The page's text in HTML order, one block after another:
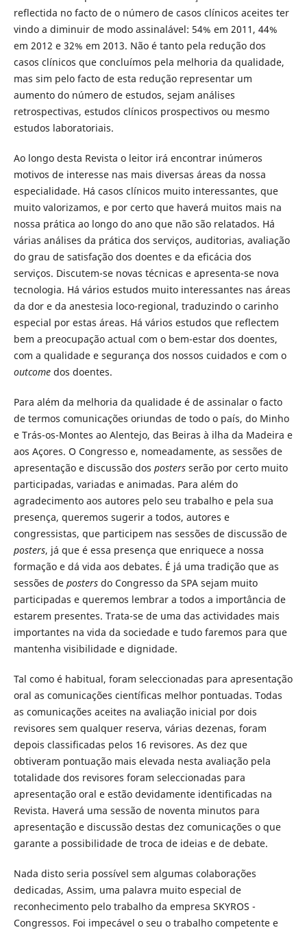
reflectida no facto de o número de casos clínicos aceites ter
vindo a diminuir de modo assinalável: 54% em 2011, 44%
em 2012 e 32% em 2013. Não é tanto pela redução dos
casos clínicos que concluímos pela melhoria da qualidade,
mas sim pelo facto de esta redução representar um
aumento do número de estudos, sejam análises
retrospectivas, estudos clínicos prospectivos ou mesmo
estudos laboratoriais.
Ao longo desta Revista o leitor irá encontrar inúmeros
motivos de interesse nas mais diversas áreas da nossa
especialidade. Há casos clínicos muito interessantes, que
muito valorizamos, e por certo que haverá muitos mais na
nossa prática ao longo do ano que não são relatados. Há
várias análises da prática dos serviços, auditorias, avaliação
do grau de satisfação dos doentes e da eficácia dos
serviços. Discutem-se novas técnicas e apresenta-se nova
tecnologia. Há vários estudos muito interessantes nas áreas
da dor e da anestesia loco-regional, traduzindo o carinho
especial por estas áreas. Há vários estudos que reflectem
bem a preocupação actual com o bem-estar dos doentes,
com a qualidade e segurança dos nossos cuidados e com o
outcomedos doentes.
Para além da melhoria da qualidade é de assinalar o facto
de termos comunicações oriundas de todo o país, do Minho
e Trás-os-Montes ao Alentejo, das Beiras à ilha da Madeira e
aos Açores. O Congresso e, nomeadamente, as sessões de
apresentação e discussão dos postersserão por certo muito
participadas, variadas e animadas. Para além do
agradecimento aos autores pelo seu trabalho e pela sua
presença, queremos sugerir a todos, autores e
congressistas, que participem nas sessões de discussão de
posters, já que é essa presença que enriquece a nossa
formação e dá vida aos debates. É já uma tradição que as
sessões de postersdo Congresso da SPA sejam muito
participadas e queremos lembrar a todos a importância de
estarem presentes. Trata-se de uma das actividades mais
importantes na vida da sociedade e tudo faremos para que
mantenha visibilidade e dignidade.
Tal como é habitual, foram seleccionadas para apresentação
oral as comunicações científicas melhor pontuadas. Todas
as comunicações aceites na avaliação inicial por dois
revisores sem qualquer reserva, várias dezenas, foram
depois classificadas pelos 16 revisores. As dez que
obtiveram pontuação mais elevada nesta avaliação pela
totalidade dos revisores foram seleccionadas para
apresentação oral e estão devidamente identificadas na
Revista. Haverá uma sessão de noventa minutos para
apresentação e discussão destas dez comunicações o que
garante a possibilidade de troca de ideias e de debate.
Nada disto seria possível sem algumas colaborações
dedicadas, Assim, uma palavra muito especial de
reconhecimento pelo trabalho da empresa SKYROS -
Congressos. Foi impecável o seu o trabalho competente e